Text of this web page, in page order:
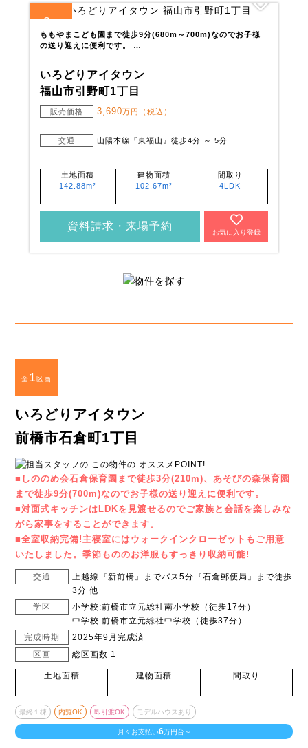
3
ももやまこども園まで徒歩9分(680m～700m)なのでお子様
の送り迎えに便利です。 …
いろどりアイタウン
福山市引野町1丁目
販売価格 3,690万円（税込）
交通 山陽本線『東福山』徒歩4分 ～ 5分
土地面積
142.88m²
建物面積
102.67m²
間取り
4LDK
資料請求・来場予約
お気に入り登録
全1区画
いろどりアイタウン
前橋市石倉町1丁目
■しののめ会石倉保育園まで徒歩3分(210m)、あそびの森保育園
まで徒歩9分(700m)なのでお子様の送り迎えに便利です。
■対面式キッチンはLDKを見渡せるのでご家族と会話を楽しみな
がら家事をすることができます。
■全室収納完備!主寝室にはウォークインクローゼットもご用意
いたしました。季節もののお洋服もすっきり収納可能!
交通
上越線『新前橋』までバス5分『石倉郵便局』まで徒歩
3分 他
学区
小学校:前橋市立元総社南小学校（徒歩17分）
中学校:前橋市立元総社中学校（徒歩37分）
完成時期
2025年9月完成済
区画
総区画数 1
土地面積
―
建物面積
―
間取り
―
最終１棟 内覧OK 即引渡OK モデルハウスあり
月々お支払い6万円台～